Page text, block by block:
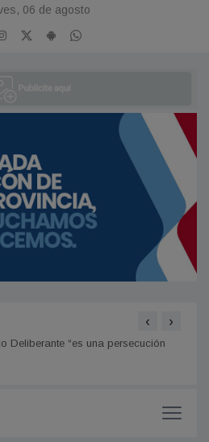
06 de agosto
Deliberante “es una persecución
‹ ›